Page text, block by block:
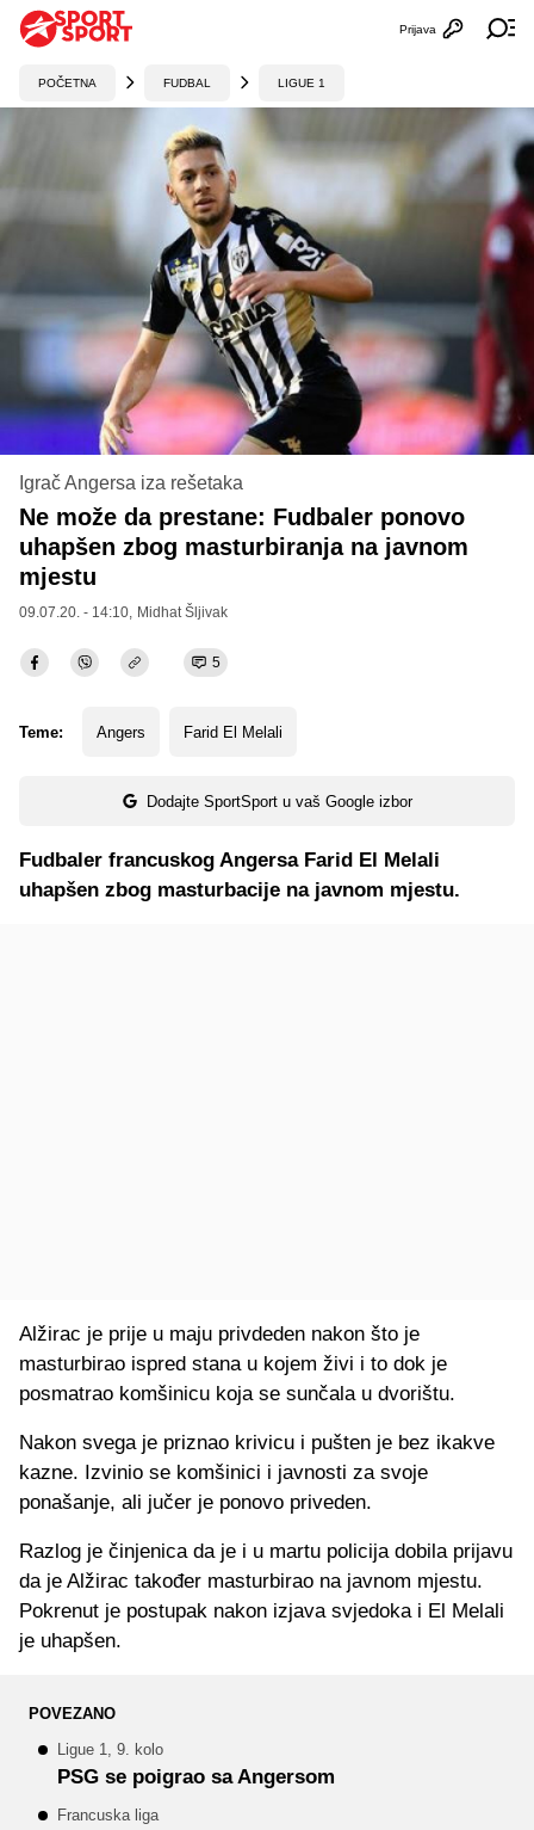
Otvori
Prijava
POČETNA FUDBAL LIGUE 1
Igrač Angersa iza rešetaka
Ne može da prestane: Fudbaler ponovo
uhapšen zbog masturbiranja na javnom
mjestu
09.07.20. - 14:10, Midhat Šljivak
5
Teme: Angers Farid El Melali
Dodajte SportSport u vaš Google izbor
Fudbaler francuskog Angersa Farid El Melali
uhapšen zbog masturbacije na javnom mjestu.
Alžirac je prije u maju privdeden nakon što je
masturbirao ispred stana u kojem živi i to dok je
posmatrao komšinicu koja se sunčala u dvorištu.
Nakon svega je priznao krivicu i pušten je bez ikakve
kazne. Izvinio se komšinici i javnosti za svoje
ponašanje, ali jučer je ponovo priveden.
Razlog je činjenica da je i u martu policija dobila prijavu
da je Alžirac također masturbirao na javnom mjestu.
Pokrenut je postupak nakon izjava svjedoka i El Melali
je uhapšen.
POVEZANO
Ligue 1, 9. kolo
PSG se poigrao sa Angersom
Francuska liga